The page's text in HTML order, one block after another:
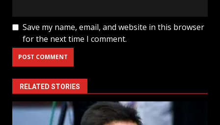
Save my name, email, and website in this browser
for the next time I comment.
RELATED STORIES